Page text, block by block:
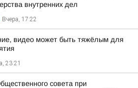
внутренних дел
Вчера, 17:22
видео может быть тяжёлым для
23:21
совета при